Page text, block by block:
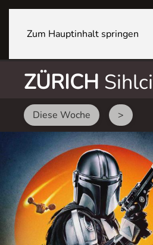
Zum Hauptinhalt springen
ZÜRICH
Diese Woche >